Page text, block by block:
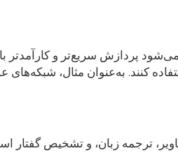
پردازش سریع‌تر و کارآمدتر
کنند. به‌عنوان مثال، شبکه‌های
ترجمه زبان، و تشخیص گفتار